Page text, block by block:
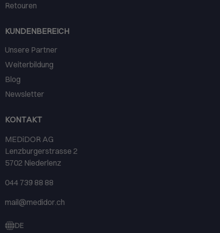
Retouren
KUNDENBEREICH
Unsere Partner
Weiterbildung
Blog
Newsletter
KONTAKT
MEDiDOR AG
Lenzburgerstrasse 2
5702 Niederlenz
044 739 88 88
mail@medidor.ch
DE